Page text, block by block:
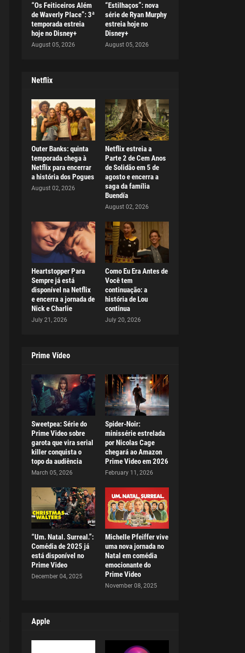
“Os Feiticeiros Além
de Waverly Place”: 3ª
temporada estreia
hoje no Disney+
August 05, 2026
“Estilhaços”: nova
série de Ryan Murphy
estreia hoje no
Disney+
August 05, 2026
Netflix
Outer Banks: quinta
temporada chega à
Netflix para encerrar
a história dos Pogues
August 02, 2026
Netflix estreia a
Parte 2 de Cem Anos
de Solidão em 5 de
agosto e encerra a
saga da família
Buendía
August 02, 2026
Heartstopper Para
Sempre já está
disponível na Netflix
e encerra a jornada de
Nick e Charlie
July 21, 2026
Como Eu Era Antes de
Você tem
continuação: a
história de Lou
continua
July 20, 2026
Prime Vídeo
Sweetpea: Série do
Prime Video sobre
garota que vira serial
killer conquista o
topo da audiência
March 05, 2026
Spider-Noir:
minissérie estrelada
por Nicolas Cage
chegará ao Amazon
Prime Video em 2026
February 11, 2026
“Um. Natal. Surreal.”:
Comédia de 2025 já
está disponível no
Prime Video
December 04, 2025
Michelle Pfeiffer vive
uma nova jornada no
Natal em comédia
emocionante do
Prime Video
November 08, 2025
Apple